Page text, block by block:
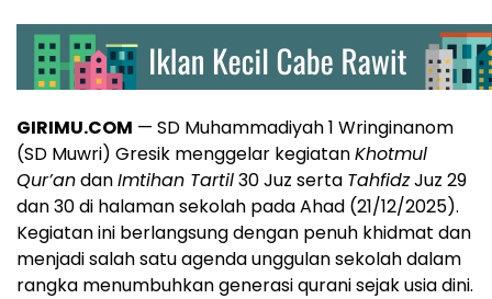
GIRIMU.COM — SD Muhammadiyah 1 Wringinanom
(SD Muwri) Gresik menggelar kegiatanKhotmul
Qur’andanImtihan Tartil30 Juz serta TahfidzJuz 29
dan 30 di halaman sekolah pada Ahad (21/12/2025).
Kegiatan ini berlangsung dengan penuh khidmat dan
menjadi salah satu agenda unggulan sekolah dalam
rangka menumbuhkan generasi qurani sejak usia dini.